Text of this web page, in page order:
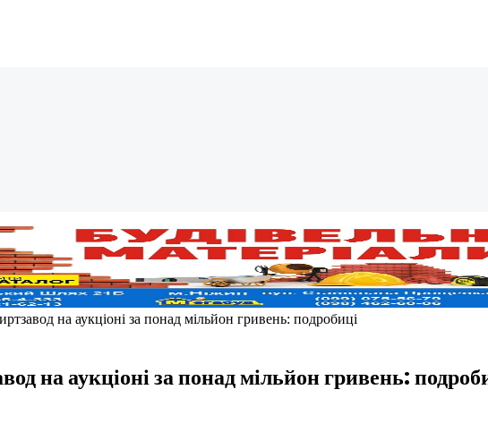
на аукціоні за понад мільйон гривень: подробиці
на аукціоні за понад мільйон гривень: